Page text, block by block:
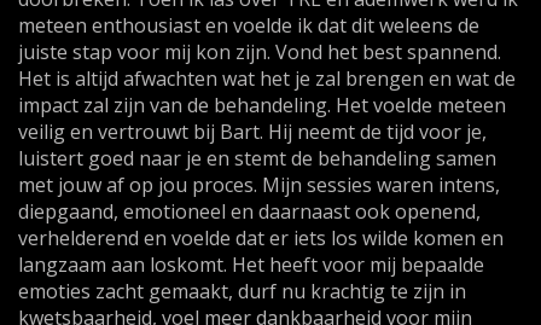
meteen enthousiast en voelde ik dat dit weleens de
juiste stap voor mij kon zijn. Vond het best spannend.
Het is altijd afwachten wat het je zal brengen en wat de
impact zal zijn van de behandeling. Het voelde meteen
veilig en vertrouwt bij Bart. Hij neemt de tijd voor je,
luistert goed naar je en stemt de behandeling samen
met jouw af op jou proces. Mijn sessies waren intens,
diepgaand, emotioneel en daarnaast ook openend,
verhelderend en voelde dat er iets los wilde komen en
langzaam aan loskomt. Het heeft voor mij bepaalde
emoties zacht gemaakt, durf nu krachtig te zijn in
kwetsbaarheid, voel meer dankbaarheid voor mijn